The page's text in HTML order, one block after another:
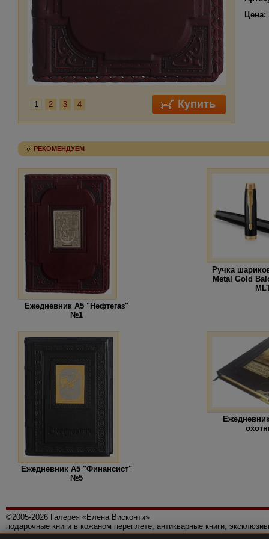
1 2 3 4
Цена:
РЕКОМЕНДУЕМ
Ежедневник А5 "Нефтегаз"
№1
Ручка
Metal Gold
Ежедневник А5 "Финансист"
№5
©2005-2026 Галерея «Елена Висконти»
подарочные книги в кожаном переплете, антикварные книги,